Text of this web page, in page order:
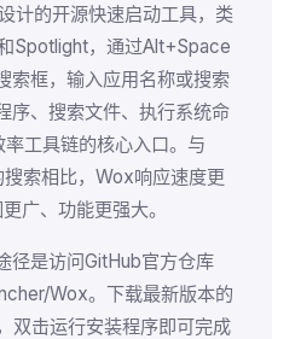
计的开源快速启动工具，类
Spotlight，通过Alt+Space
索框，输入应用名称或搜索
序、搜索文件、执行系统命
工具链的核心入口。与
索相比，Wox响应速度更
广、功能更强大。
径是访问GitHub官方仓库
Wox。下载最新版本的
双击运行安装程序即可完成